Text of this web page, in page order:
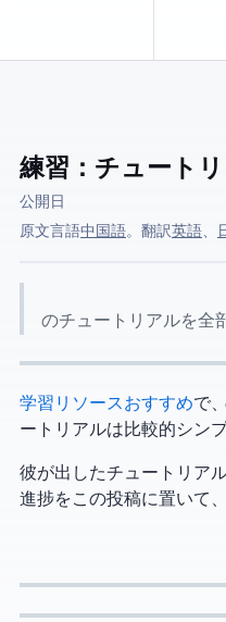
練習：Ducky 3D チュ
公開日
原文言語:中国語。 AI翻訳:英語、
Ducky のチュートリアルを
Blender学習リソースおすすめで、
ートリアルは比較的シンプ
彼が出したチュートリア
進捗をこの投稿に置いて